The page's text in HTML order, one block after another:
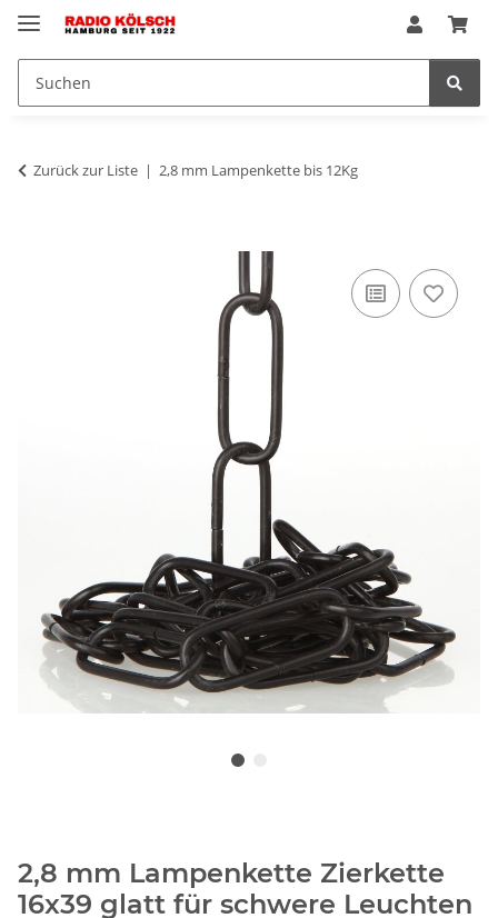
Zurück zur Liste 2,8 mm Lampenkette bis 12Kg
2,8 mm Lampenkette Zierkette
16x39 glatt für schwere Leuchten